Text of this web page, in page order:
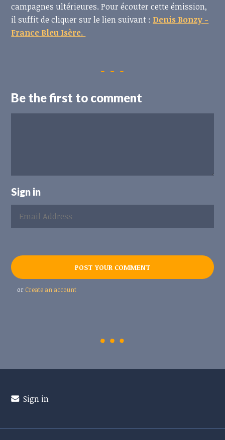
campagnes ultérieures. Pour écouter cette émission,
il suffit de cliquer sur le lien suivant : Denis Bonzy -
France Bleu Isère.
Be the first to comment
Sign in
or Create an account
Sign in